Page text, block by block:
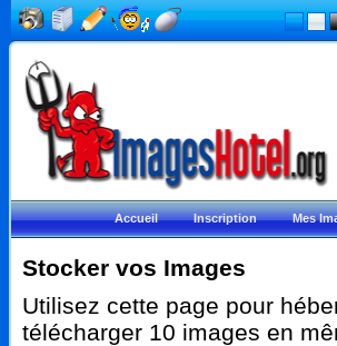
Accueil Inscription Mes
Stocker vos Images
Utilisez cette page pour
télécharger 10 images en